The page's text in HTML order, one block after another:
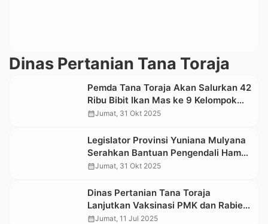
Dinas Pertanian Tana Toraja
Pemda Tana Toraja Akan Salurkan 42
Ribu Bibit Ikan Mas ke 9 Kelompok
Tani
calendar_monthJumat, 31 Okt 2025
Legislator Provinsi Yuniana Mulyana
Serahkan Bantuan Pengendali Hama
ke Dinas Pertanian Tana Toraja
calendar_monthJumat, 31 Okt 2025
Dinas Pertanian Tana Toraja
Lanjutkan Vaksinasi PMK dan Rabies
di Dua Kecamatan
calendar_monthJumat, 11 Jul 2025